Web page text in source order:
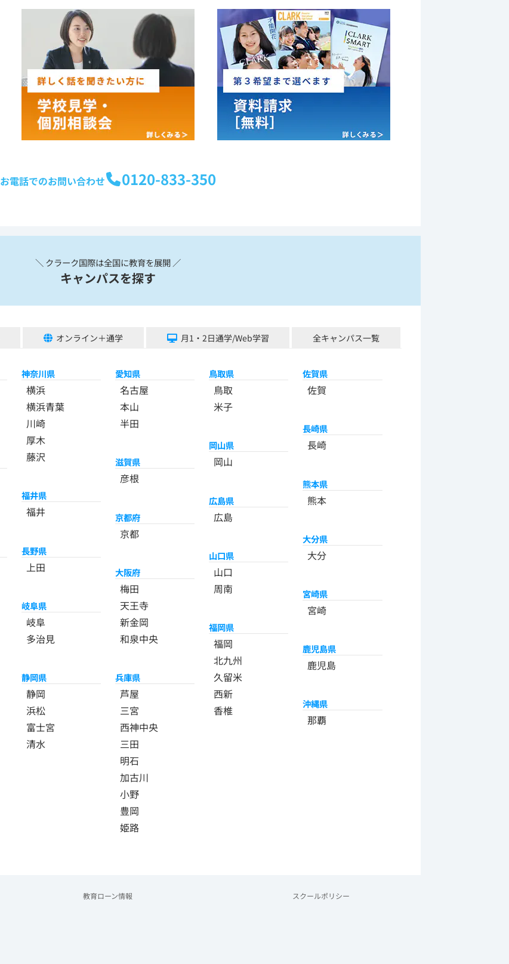
お電話でのお問い合わせ 0120-833-350
＼ クラーク国際は全国に教育を展開 ／
キャンパスを探す
オンライン＋通学 月1・2日通学/Web学習 全キャンパス一覧
神奈川県
横浜
横浜青葉
川崎
厚木
藤沢
福井県
福井
長野県
上田
岐阜県
岐阜
多治見
静岡県
静岡
浜松
富士宮
清水
愛知県
名古屋
本山
半田
滋賀県
彦根
京都府
京都
大阪府
梅田
天王寺
新金岡
和泉中央
兵庫県
芦屋
三宮
西神中央
三田
明石
加古川
小野
豊岡
姫路
鳥取県
鳥取
米子
岡山県
岡山
広島県
広島
山口県
山口
周南
福岡県
福岡
北九州
久留米
西新
香椎
佐賀県
佐賀
長崎県
長崎
熊本県
熊本
大分県
大分
宮崎県
宮崎
鹿児島県
鹿児島
沖縄県
那覇
教育ローン情報 スクールポリシー